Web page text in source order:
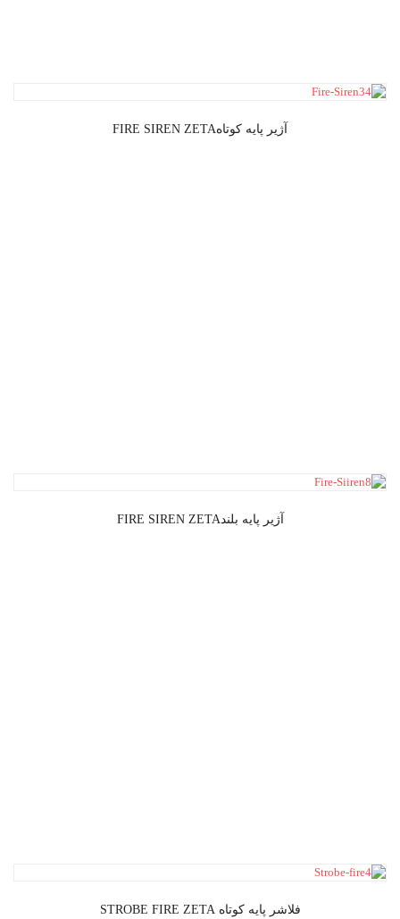
آژیر پایه کوتاهFIRE SIREN ZETA
آژیر پایه بلندFIRE SIREN ZETA
فلاشر پایه کوتاه STROBE FIRE ZETA